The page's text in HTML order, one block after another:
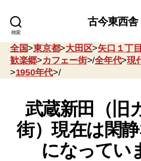
検索
古今東西舎
全国>東京都>大田区>矢口１丁目
歓楽郷>カフェー街>/全年代>現
>1950年代>/
武蔵新田（旧
街）現在は閑
になってい